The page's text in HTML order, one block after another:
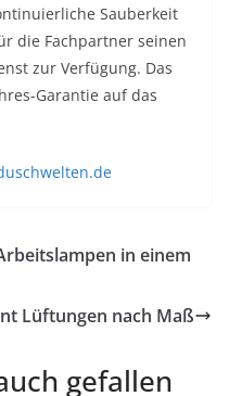
Sauberkeit
die Fachpartner seinen
zur Verfügung. Das
Garantie auf das
in einem
Lüftungen nach Maß
gefallen